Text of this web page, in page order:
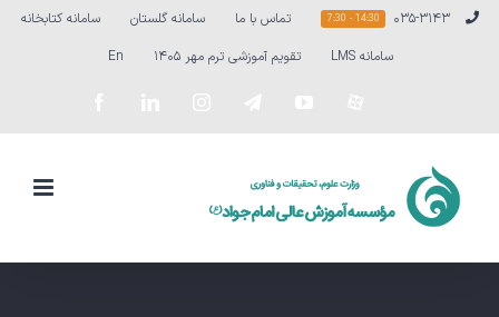
Skip
۰۳۵-۳۱۴۳ 14:30 - 7:30 تماس با ما سامانه گلستان
سامانه کتابخانه
سامانه LMS
تقویم آموزشی ترم مهر ۱۴۰۵ En
YouTubeسفارشی